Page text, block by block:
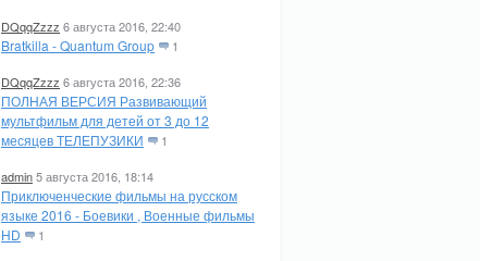
DQqqZzzz 6 августа 2016, 22:40
Bratkilla - Quantum Group 1
DQqqZzzz 6 августа 2016, 22:36
ПОЛНАЯ ВЕРСИЯ Развивающий
мультфильм для детей от 3 до 12
месяцев ТЕЛЕПУЗИКИ
1
admin5 августа 2016, 18:14
Приключенческие фильмы на русском
языке 2016 - Боевики , Военные фильмы
HD
1